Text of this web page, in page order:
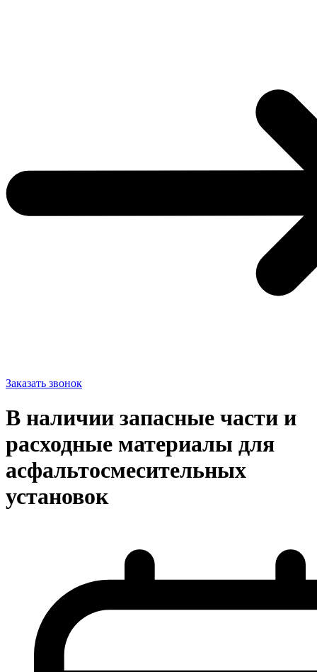
Заказать звонок
В наличии запасные части и
расходные материалы для
асфальтосмесительных
установок